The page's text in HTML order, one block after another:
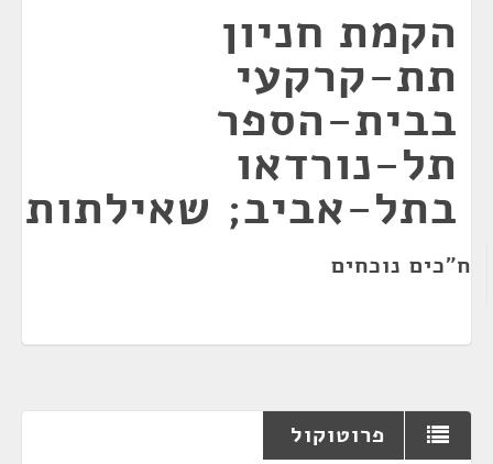
הקמת חניון
תת-קרקעי
בבית-הספר
תל-נורדאו
בתל-אביב; שאילתות
ח"כים נוכחים
פרוטוקול